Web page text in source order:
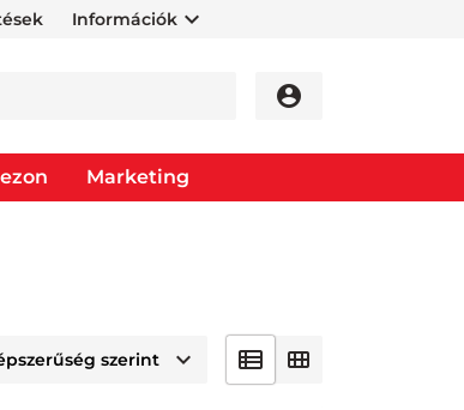
Információk
Marketing